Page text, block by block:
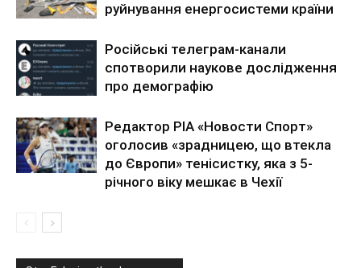
руйнування енергосистеми країни
Російські телеграм-канали
спотворили наукове дослідження
про демографію
Редактор РІА «Новости Спорт»
оголосив «зрадницею, що втекла
до Європи» тенісистку, яка з 5-
річного віку мешкає в Чехії